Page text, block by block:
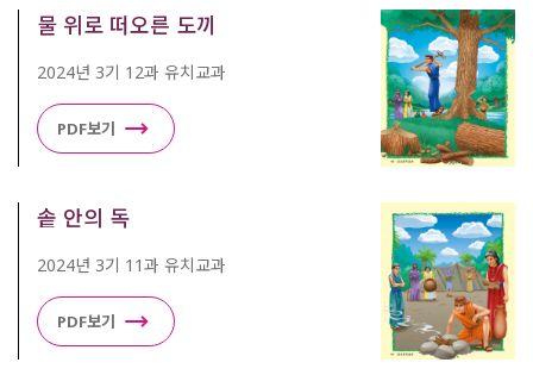
물 위로 떠오른 도끼
2024년 3기 12과 유치교과
PDF보기
솥 안의 독
2024년 3기 11과 유치교과
PDF보기